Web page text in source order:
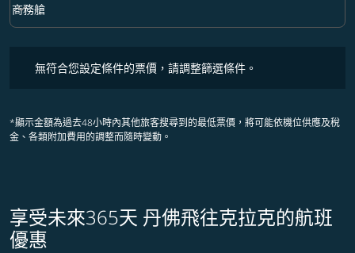
艙等 option 商務艙 Selected
商務艙
keyboard_arrow_down
無符合您設定條件的票價，請調整篩選條件。
*顯示金額為過去48小時內其他旅客搜尋到的最低票價，將可能依機位供應及稅
金、各類附加費用的調整而隨時變動。
享受未來365天 丹佛飛往克拉克的航班
優惠